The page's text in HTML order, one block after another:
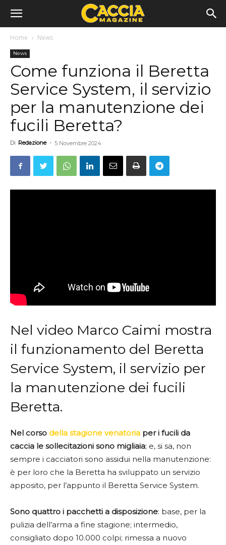
Home News
News
Come funziona il Beretta
Service System, il servizio
per la manutenzione dei
fucili Beretta?
Di Redazione - 5 Novembre 2024
Nel video Marco Caimi mostra
il funzionamento del Beretta
Service System, il servizio per
la manutenzione dei fucili
Beretta.
Nel corso della stagione venatoria per i fucili da
caccia le sollecitazioni sono migliaia; e, si sa, non
sempre i cacciatori sono assidui nella manutenzione:
è per loro che la Beretta ha sviluppato un servizio
apposito, per l’appunto il Beretta Service System.
Sono quattro i pacchetti a disposizione: base, per la
pulizia dell’arma a fine stagione; intermedio,
consigliato dopo 10.000 colpi; rimessa a nuovo